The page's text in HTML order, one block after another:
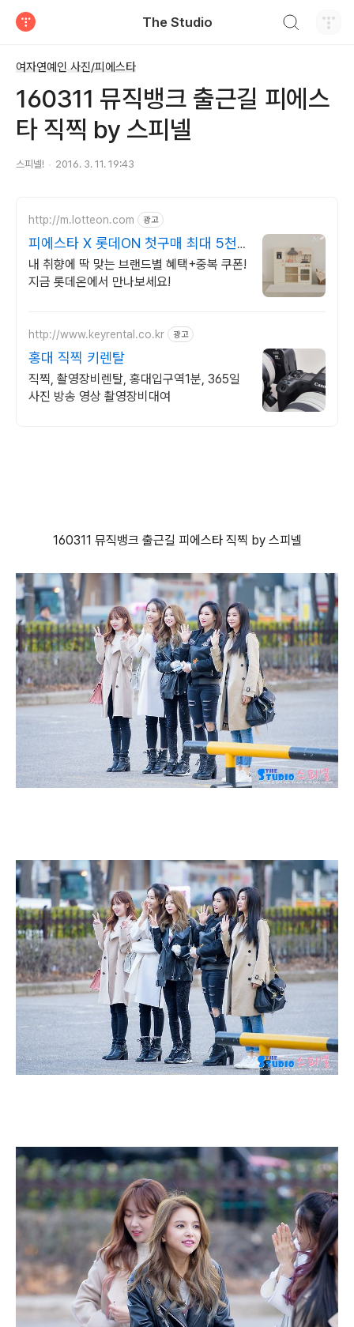
The Studio
여자연예인 사진/피에스타
160311 뮤직뱅크 출근길 피에스
타 직찍 by 스피넬
스피넬! 2016. 3. 11. 19:43
http://m.lotteon.com 광고
피에스타 X 롯데ON 첫구매 최대 5천
원 혜택!
내 취향에 딱 맞는 브랜드별 혜택+중복 쿠폰!
지금 롯데온에서 만나보세요!
http://www.keyrental.co.kr 광고
홍대 직찍 키렌탈
직찍, 촬영장비렌탈, 홍대입구역1분, 365일
사진 방송 영상 촬영장비대여
160311 뮤직뱅크 출근길 피에스타 직찍 by 스피넬